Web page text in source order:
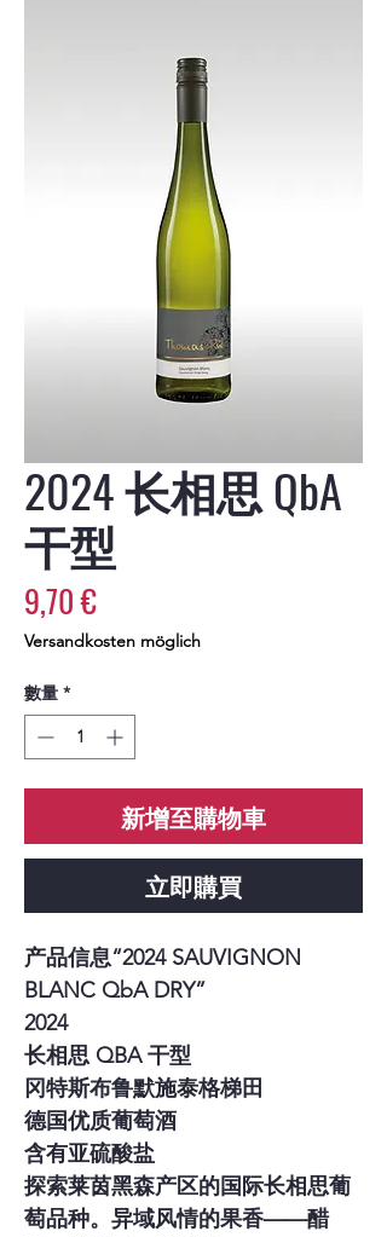
2024 长相思 QbA
干型
9,70 €價
格
Versandkosten möglich
數量 *
新增至購物車
立即購買
产品信息“2024 SAUVIGNON
BLANC QbA DRY”
2024
长相思 QBA 干型
冈特斯布鲁默施泰格梯田
德国优质葡萄酒
含有亚硫酸盐
探索莱茵黑森产区的国际长相思葡
萄品种。 异域风情的果香——醋